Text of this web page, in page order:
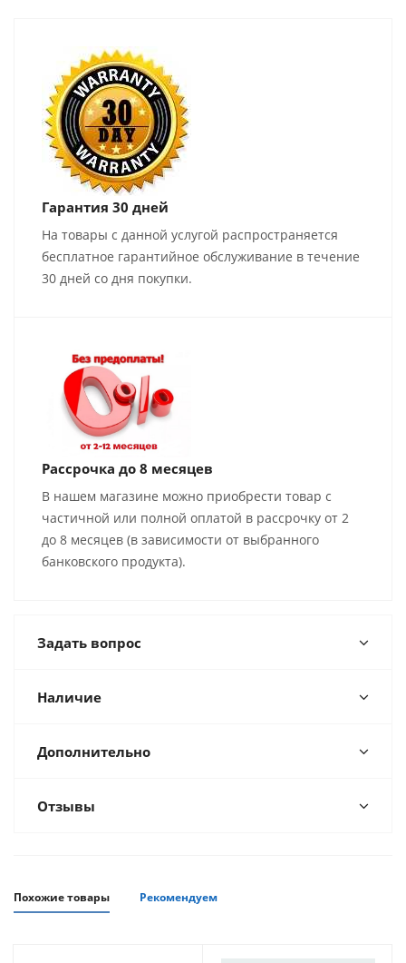
Гарантия 30 дней
На товары с данной услугой распространяется
бесплатное гарантийное обслуживание в течение
30 дней со дня покупки.
Рассрочка до 8 месяцев
В нашем магазине можно приобрести товар с
частичной или полной оплатой в рассрочку от 2
до 8 месяцев (в зависимости от выбранного
банковского продукта).
Задать вопрос
Наличие
Дополнительно
Отзывы
Похожие товары Рекомендуем